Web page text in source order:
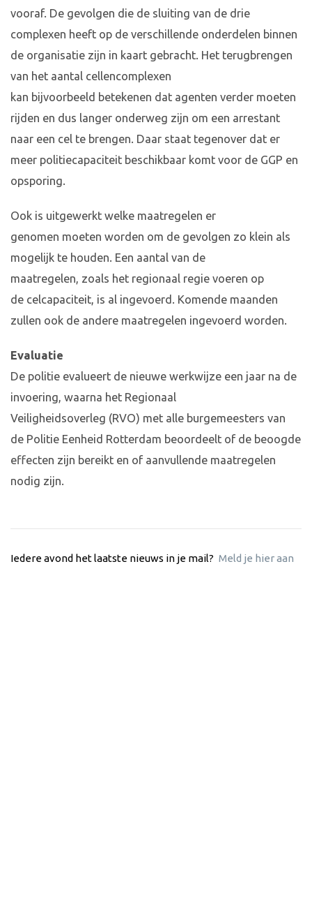
vooraf. De gevolgen die de sluiting van de drie
complexen heeft op de verschillende onderdelen binnen
de organisatie zijn in kaart gebracht. Het terugbrengen
van het aantal cellencomplexen
kan bijvoorbeeld betekenen dat agenten verder moeten
rijden en dus langer onderweg zijn om een arrestant
naar een cel te brengen. Daar staat tegenover dat er
meer politiecapaciteit beschikbaar komt voor de GGP en
opsporing.
Ook is uitgewerkt welke maatregelen er
genomen moeten worden om de gevolgen zo klein als
mogelijk te houden. Een aantal van de
maatregelen, zoals het regionaal regie voeren op
de celcapaciteit, is al ingevoerd. Komende maanden
zullen ook de andere maatregelen ingevoerd worden.
Evaluatie
De politie evalueert de nieuwe werkwijze een jaar na de
invoering, waarna het Regionaal
Veiligheidsoverleg (RVO) met alle burgemeesters van
de Politie Eenheid Rotterdam beoordeelt of de beoogde
effecten zijn bereikt en of aanvullende maatregelen
nodig zijn.
Iedere avond het laatste nieuws in je mail? Meld je hier aan